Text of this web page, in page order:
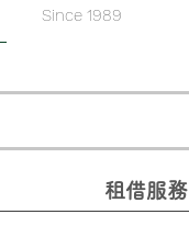
Since 1989
租借服務